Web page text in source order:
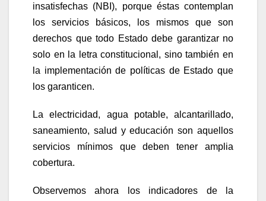
insatisfechas (NBI), porque éstas contemplan
los servicios básicos, los mismos que son
derechos que todo Estado debe garantizar no
solo en la letra constitucional, sino también en
la implementación de políticas de Estado que
los garanticen.
La electricidad, agua potable, alcantarillado,
saneamiento, salud y educación son aquellos
servicios mínimos que deben tener amplia
cobertura.
Observemos ahora los indicadores de la